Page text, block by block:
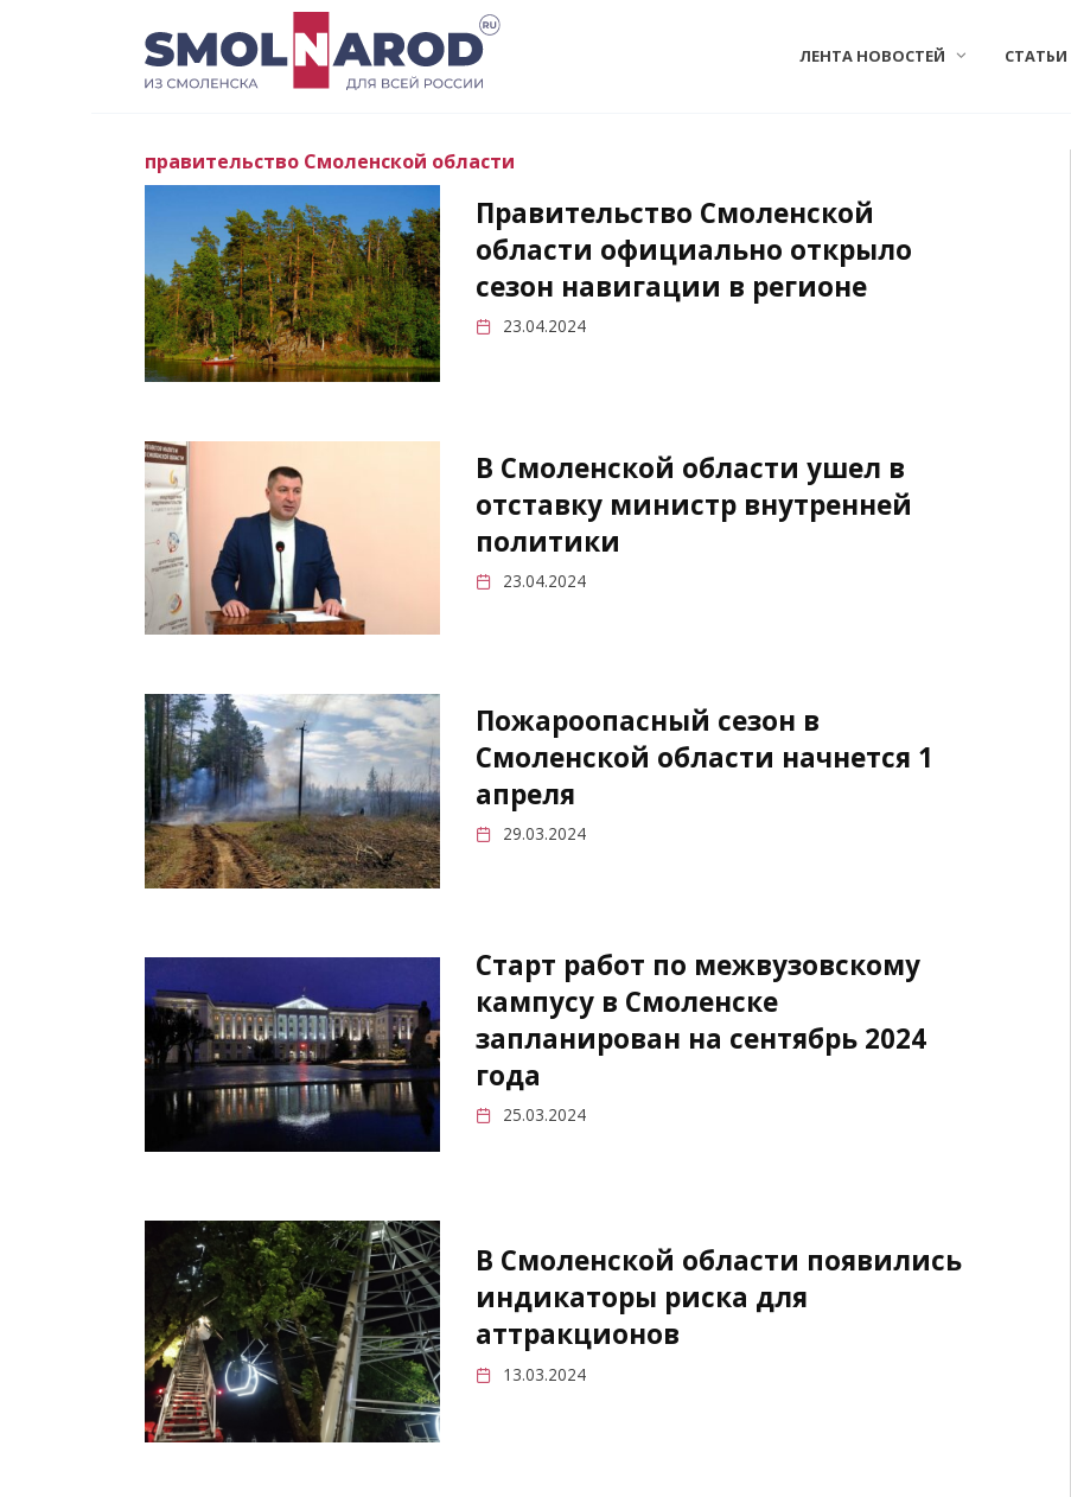
ЛЕНТА НОВОСТЕЙ СТАТЬИ
правительство Смоленской области
Правительство Смоленской
области официально открыло
сезон навигации в регионе
23.04.2024
В Смоленской области ушел в
отставку министр внутренней
политики
23.04.2024
Пожароопасный сезон в
Смоленской области начнется 1
апреля
29.03.2024
Старт работ по межвузовскому
кампусу в Смоленске
запланирован на сентябрь 2024
года
25.03.2024
В Смоленской области появились
индикаторы риска для
аттракционов
13.03.2024